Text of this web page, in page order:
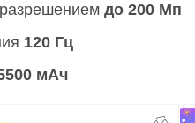
до 200 Мп
120 Гц
мАч